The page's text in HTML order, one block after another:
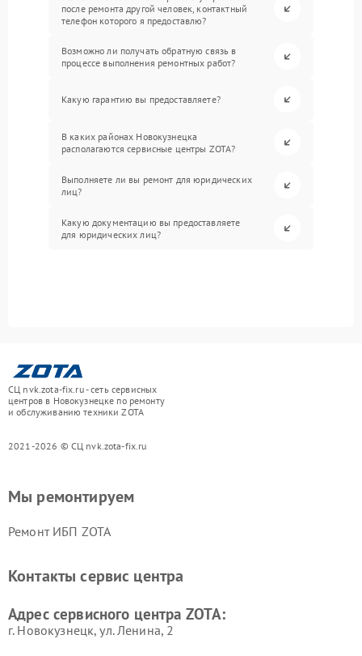
после ремонта другой человек, контактный
телефон которого я предоставлю?
Возможно ли получать обратную связь в
процессе выполнения ремонтных работ?
Какую гарантию вы предоставляете?
В каких районах Новокузнецка
располагаются сервисные центры ZOTA?
Выполняете ли вы ремонт для юридических
лиц?
Какую документацию вы предоставляете
для юридических лиц?
СЦ nvk.zota-fix.ru - сеть сервисных
центров в Новокузнецке по ремонту
и обслуживанию техники ZOTA
2021-2026 © СЦ nvk.zota-fix.ru
Мы ремонтируем
Ремонт ИБП ZOTA
Контакты сервис центра
Адрес сервисного центра ZOTA:
г. Новокузнецк, ул. Ленина, 2